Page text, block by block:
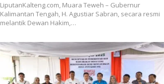
LiputanKalteng.com, Muara Teweh – Gubernur
Kalimantan Tengah, H. Agustiar Sabran, secara resmi
melantik Dewan Hakim,…